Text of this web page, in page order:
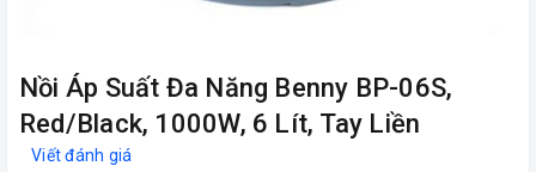
Nồi Áp Suất Đa Năng Benny BP-06S,
Red/Black, 1000W, 6 Lít, Tay Liền
Viết đánh giá